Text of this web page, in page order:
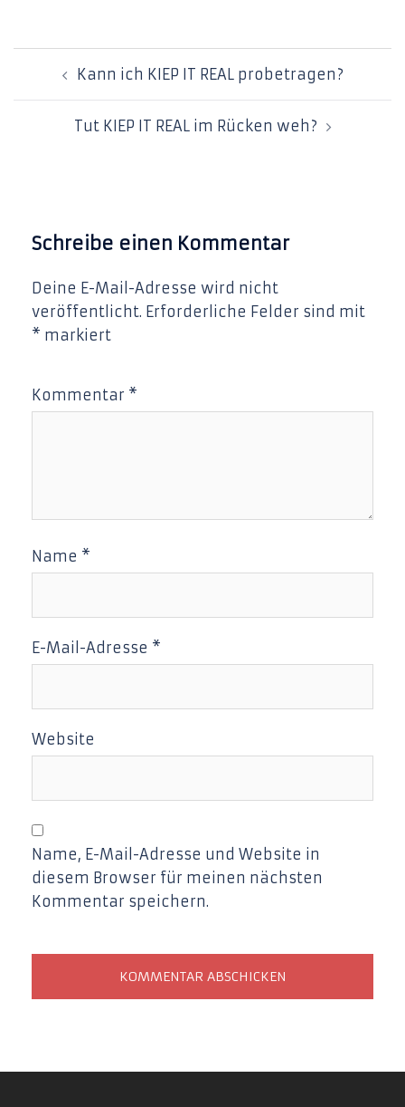
NavigationKann ich KIEP IT REAL probetragen?
Tut KIEP IT REAL im Rücken weh?
Schreibe einen Kommentar
Deine E-Mail-Adresse wird nicht
veröffentlicht. Erforderliche Felder sind mit
* markiert
Kommentar *
Name *
E-Mail-Adresse *
Website
Name, E-Mail-Adresse und Website in
diesem Browser für meinen nächsten
Kommentar speichern.